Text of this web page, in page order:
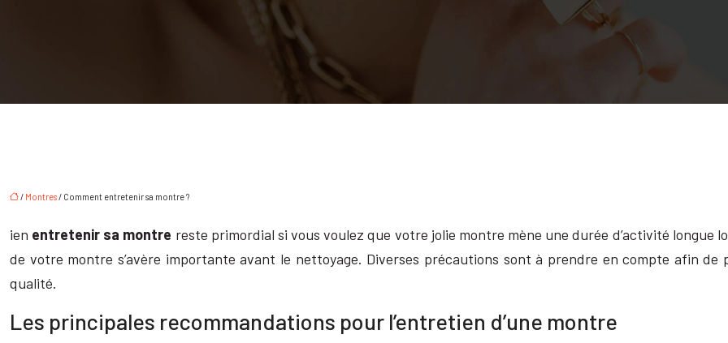
/ Montres/ Comment entretenir sa montre ?
ien entretenir sa montre reste primordial si vous voulez que votre jolie montre mène une durée d’activité longue
de votre montre s’avère importante avant le nettoyage. Diverses précautions sont à prendre en compte afin
qualité.
Les principales recommandations pour l’entretien d’une montre